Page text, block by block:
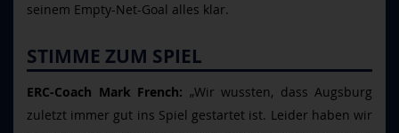
seinem Empty-Net-Goal alles klar.
STIMME ZUM SPIEL
ERC-Coach Mark French: „Wir wussten, dass Augsburg
zuletzt immer gut ins Spiel gestartet ist. Leider haben wir